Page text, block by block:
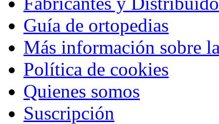
Guía de ortopedias
Más información sobre
Política de cookies
Quienes somos
Suscripción